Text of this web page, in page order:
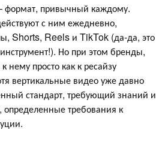
привычный каждому.
с ним ежедневно,
Shorts, Reels и TikTok (да-да, это
Но при этом бренды,
нему просто как к ресайзу
вертикальные видео уже давно
стандарт, требующий знаний и
требования к